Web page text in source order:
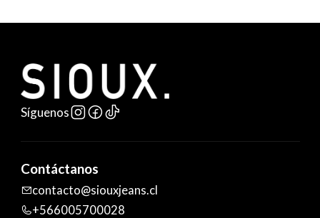
Síguenos
Contáctanos
contacto@siouxjeans.cl
+566005700028